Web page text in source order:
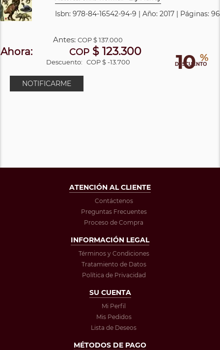
Isbn: 978-84-16542-94-9 | Año: 2017 | Páginas: 96
10 %
DESCUENTO
Antes:COP$ 137.000
Ahora: COP$ 123.300
Descuento: COP $ -13.700
NOTIFICARME
ATENCIÓN AL CLIENTE
Contáctenos
Preguntas Frecuentes
Proceso de Compra
INFORMACIÓN LEGAL
Términos y Condiciones
Tratamiento de Datos
Política de Privacidad
SU CUENTA
Mi Perfil
Mis Pedidos
Lista de Deseos
MÉTODOS DE PAGO